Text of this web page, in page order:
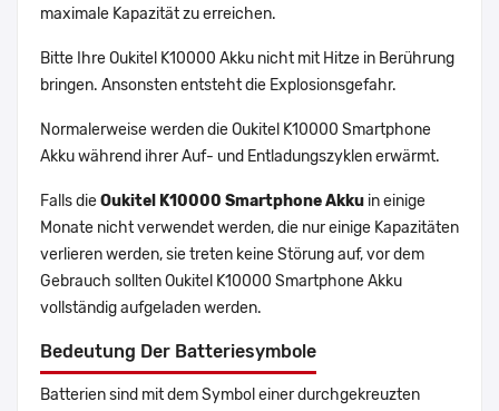
maximale Kapazität zu erreichen.
Bitte Ihre Oukitel K10000 Akku nicht mit Hitze in Berührung
bringen. Ansonsten entsteht die Explosionsgefahr.
Normalerweise werden die Oukitel K10000 Smartphone
Akku während ihrer Auf- und Entladungszyklen erwärmt.
Falls dieOukitel K10000 Smartphone Akku in einige
Monate nicht verwendet werden, die nur einige Kapazitäten
verlieren werden, sie treten keine Störung auf, vor dem
Gebrauch sollten Oukitel K10000 Smartphone Akku
vollständig aufgeladen werden.
Bedeutung Der Batteriesymbole
Batterien sind mit dem Symbol einer durchgekreuzten